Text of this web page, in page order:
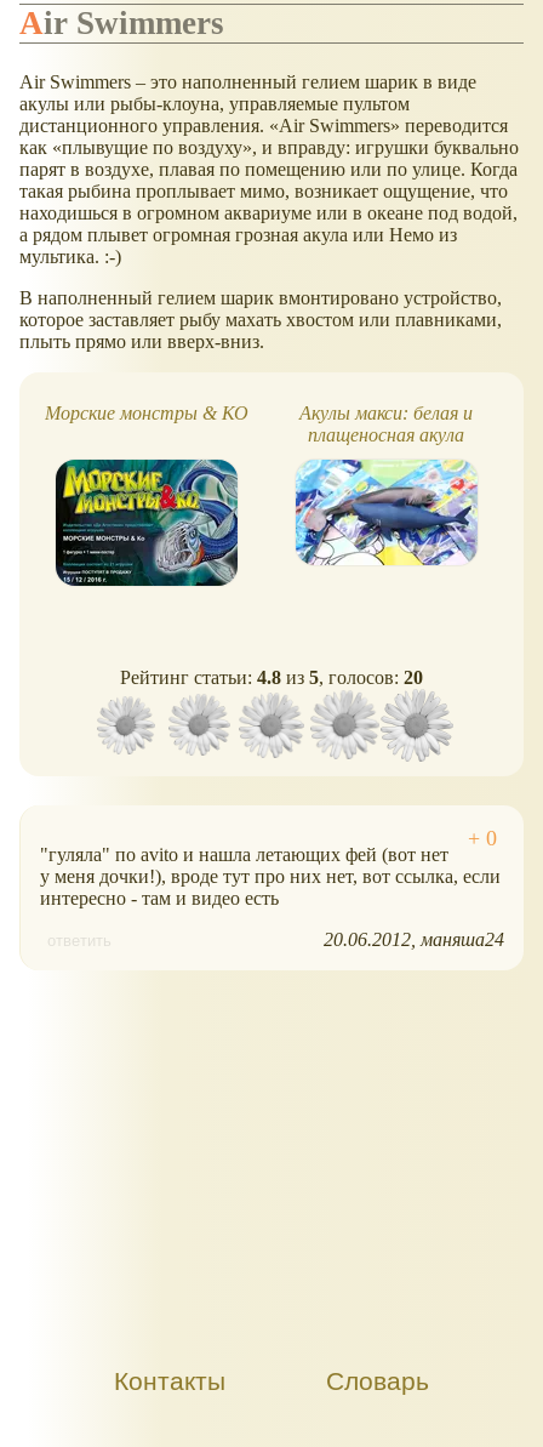
Air Swimmers
Air Swimmers – это наполненный гелием шарик в виде
акулы или рыбы-клоуна, управляемые пультом
дистанционного управления.
Air Swimmers
переводится
как
плывущие по воздуху , и вправду: игрушки буквально
парят в воздухе, плавая по помещению или по улице. Когда
такая рыбина проплывает мимо, возникает ощущение, что
находишься в огромном аквариуме или в океане под водой,
а рядом плывет огромная грозная акула или Немо из
мультика. :-)
В наполненный гелием шарик вмонтировано устройство,
которое заставляет рыбу махать хвостом или плавниками,
плыть прямо или вверх-вниз.
Морские монстры & КО
Акулы макси: белая и
плащеносная акула
Рейтинг статьи: 4.8 из 5, голосов: 20
"гуляла" по avito и нашла летающих фей (вот нет
у меня дочки!), вроде тут про них нет, вот ссылка, если
интересно - там и видео есть
ответить 20.06.2012 маняша24
Контакты Словарь